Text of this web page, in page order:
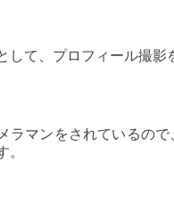
して、プロフィール撮影
ラマンをされているの